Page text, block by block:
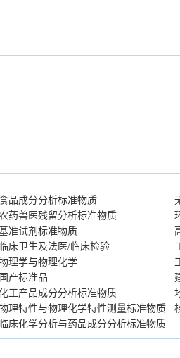
品成分分析标准物质
药兽医残留分析标准物质
准试剂标准物质
临床卫生及法医/临床检验
理学与物理化学
国产标准品
工产品成分分析标准物质
理特性与物理化学特性测量标准物质
临床化学分析与药品成分分析标准物质